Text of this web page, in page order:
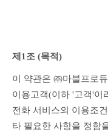
제1조 (목적)
이 약관은 ㈜마블프로
이용고객(이하 '고객'이
전화 서비스의 이용조
타 필요한 사항을 정함